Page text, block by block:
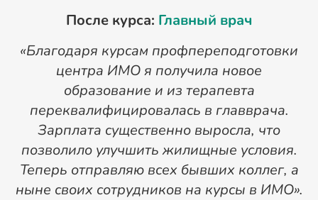
После курса: Главный врач
«Благодаря курсам профпереподготовки
центра ИМО я получила новое
образование и из терапевта
переквалифицировалась в главврача.
Зарплата существенно выросла, что
позволило улучшить жилищные условия.
Теперь отправляю всех бывших коллег, а
ныне своих сотрудников на курсы в ИМО».